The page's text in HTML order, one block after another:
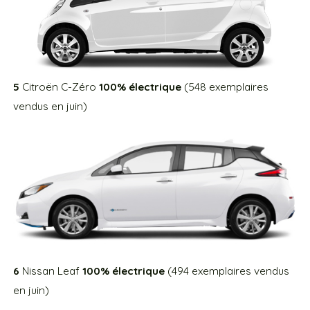
5 Citroën C-Zéro 100% électrique (548 exemplaires
vendus en juin)
6 Nissan Leaf 100% électrique (494 exemplaires vendus
en juin)